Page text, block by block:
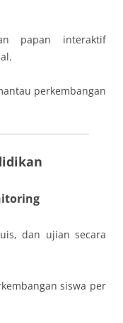
papan interaktif
perkembangan
dan ujian secara
siswa per